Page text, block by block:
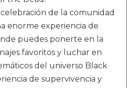
de la comunidad
enorme experiencia de
puedes ponerte en la
favoritos y luchar en
del universo Black
de supervivencia y